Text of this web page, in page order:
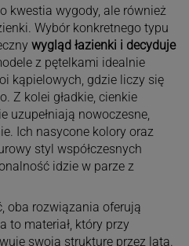
kwestia wygody, ale również
Wybór konkretnego typu
wygląd łazienki i decyduje
z pętelkami idealnie
kąpielowych, gdzie liczy się
Z kolei gładkie, cienkie
uzupełniają nowoczesne,
Ich nasycone kolory oraz
styl współczesnych
idzie w parze z
oba rozwiązania oferują
to materiał, który przy
swoją strukturę przez lata.